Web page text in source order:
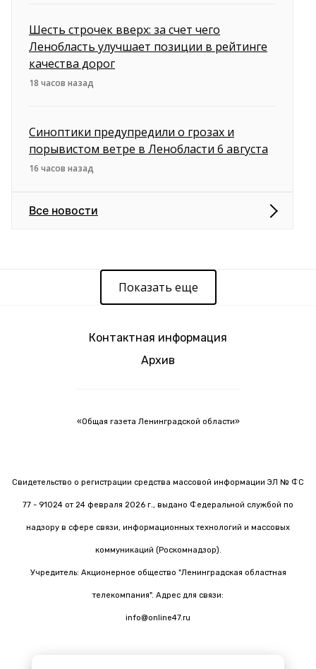
Шесть строчек вверх: за счет чего
Ленобласть улучшает позиции в рейтинге
качества дорог
18 часов назад
Синоптики предупредили о грозах и
порывистом ветре в Ленобласти 6 августа
16 часов назад
Все новости
Показать еще
Контактная информация
Архив
«Общая газета Ленинградской области»
Свидетельство о регистрации средства массовой информации ЭЛ № ФС
77 - 91024 от 24 февраля 2026 г., выдано Федеральной службой по
надзору в сфере связи, информационных технологий и массовых
коммуникаций (Роскомнадзор).
Учредитель: Акционерное общество "Ленинградская областная
телекомпания". Адрес для связи:
info@online47.ru